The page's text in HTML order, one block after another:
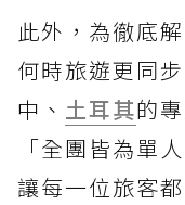
此外，為徹底
何時旅遊更同
中、 土耳其的
「全團皆為單
讓每一位旅客